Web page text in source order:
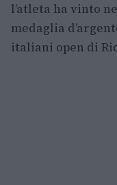
l’atleta ha vinto
medaglia
italiani open di